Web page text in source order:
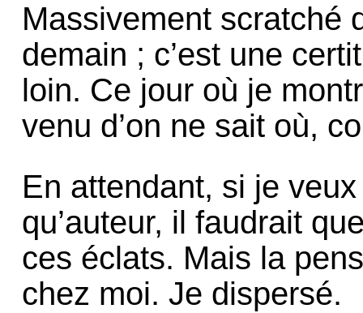
Massivement scratché
demain ; c’est une
loin. Ce jour où je
venu d’on ne sait où,
En attendant, si je
qu’auteur, il faudrait
ces éclats. Mais la
chez moi. Je dispersé.